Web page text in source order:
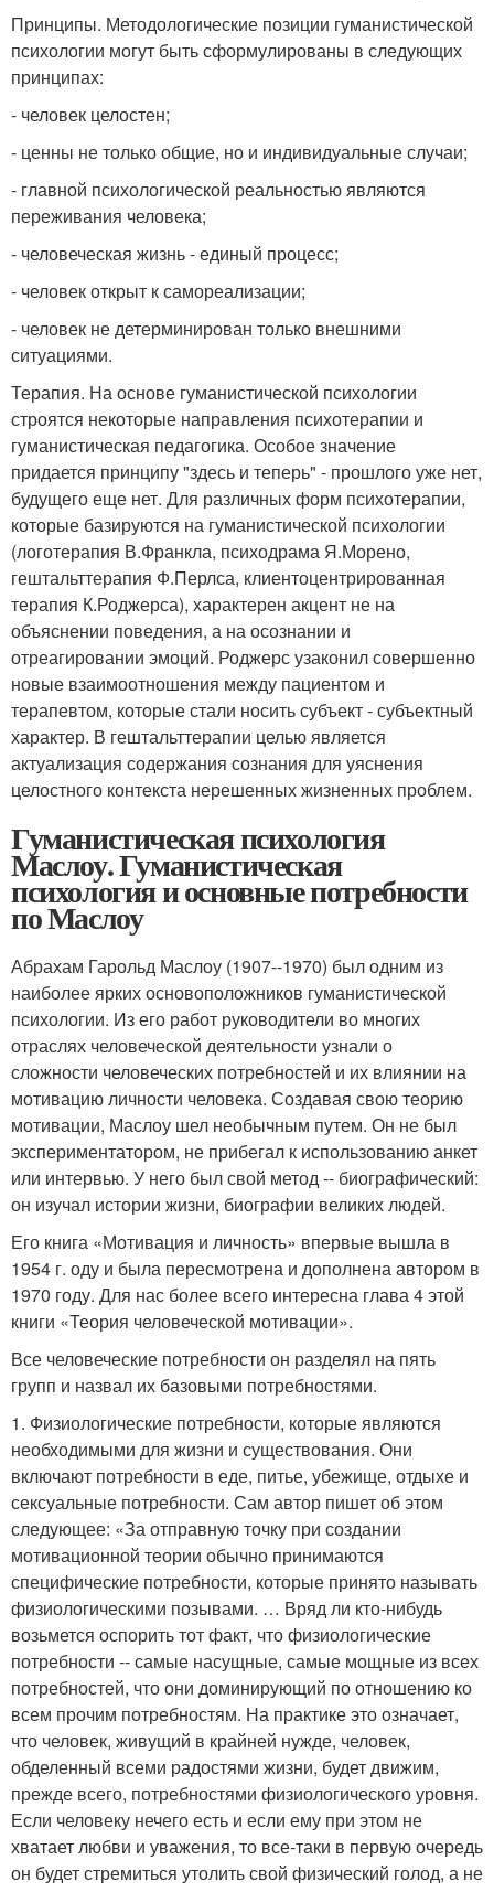
Принципы. Методологические позиции гуманистической
психологии могут быть сформулированы в следующих
принципах:
- человек целостен;
- ценны не только общие, но и индивидуальные случаи;
- главной психологической реальностью являются
переживания человека;
- человеческая жизнь - единый процесс;
- человек открыт к самореализации;
- человек не детерминирован только внешними
ситуациями.
Терапия. На основе гуманистической психологии
строятся некоторые направления психотерапии и
гуманистическая педагогика. Особое значение
придается принципу "здесь и теперь" - прошлого уже нет,
будущего еще нет. Для различных форм психотерапии,
которые базируются на гуманистической психологии
(логотерапия В.Франкла, психодрама Я.Морено,
гештальттерапия Ф.Перлса, клиентоцентрированная
терапия К.Роджерса), характерен акцент не на
объяснении поведения, а на осознании и
отреагировании эмоций. Роджерс узаконил совершенно
новые взаимоотношения между пациентом и
терапевтом, которые стали носить субъект - субъектный
характер. В гештальттерапии целью является
актуализация содержания сознания для уяснения
целостного контекста нерешенных жизненных проблем.
Гуманистическая психология
Маслоу. Гуманистическая
психология и основные потребности
по Маслоу
Абрахам Гарольд Маслоу (1907--1970) был одним из
наиболее ярких основоположников гуманистической
психологии. Из его работ руководители во многих
отраслях человеческой деятельности узнали о
сложности человеческих потребностей и их влиянии на
мотивацию личности человека. Создавая свою теорию
мотивации, Маслоу шел необычным путем. Он не был
экспериментатором, не прибегал к использованию анкет
или интервью. У него был свой метод -- биографический:
он изучал истории жизни, биографии великих людей.
Его книга «Мотивация и личность» впервые вышла в
1954 г. оду и была пересмотрена и дополнена автором в
1970 году. Для нас более всего интересна глава 4 этой
книги «Теория человеческой мотивации».
Все человеческие потребности он разделял на пять
групп и назвал их базовыми потребностями.
1. Физиологические потребности, которые являются
необходимыми для жизни и существования. Они
включают потребности в еде, питье, убежище, отдыхе и
сексуальные потребности. Сам автор пишет об этом
следующее: «За отправную точку при создании
мотивационной теории обычно принимаются
специфические потребности, которые принято называть
физиологическими позывами. … Вряд ли кто-нибудь
возьмется оспорить тот факт, что физиологические
потребности -- самые насущные, самые мощные из всех
потребностей, что они доминирующий по отношению ко
всем прочим потребностям. На практике это означает,
что человек, живущий в крайней нужде, человек,
обделенный всеми радостями жизни, будет движим,
прежде всего, потребностями физиологического уровня.
Если человеку нечего есть и если ему при этом не
хватает любви и уважения, то все-таки в первую очередь
он будет стремиться утолить свой физический голод, а не